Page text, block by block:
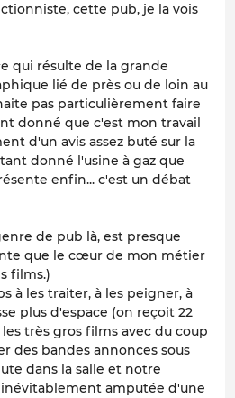
cette pub, je la vois
qui résulte de la grande
lié de près ou de loin au
pas particulièrement faire
donné que c'est mon travail
d'un avis assez buté sur la
donné l'usine à gaz que
enfin... c'est un débat
de pub là, est presque
que le cœur de mon métier
films.)
à les traiter, à les peigner, à
plus d'espace (on reçoit 22
très gros films avec du coup
des bandes annonces sous
dans la salle et notre
amputée d'une